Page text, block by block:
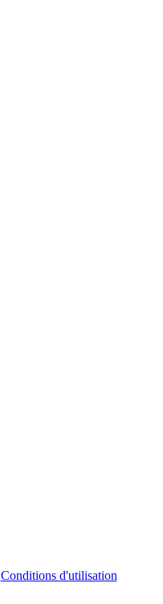
Conditions d'utilisation